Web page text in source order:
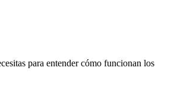
para entender cómo funcionan los